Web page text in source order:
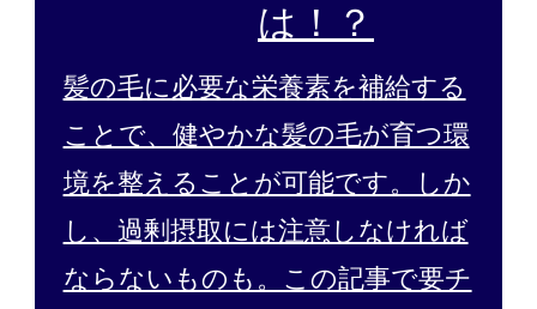
は！？
髪の毛に必要な栄養素を補給する
ことで、健やかな髪の毛が育つ環
境を整えることが可能です。しか
し、過剰摂取には注意しなければ
ならないものも。この記事で要チ